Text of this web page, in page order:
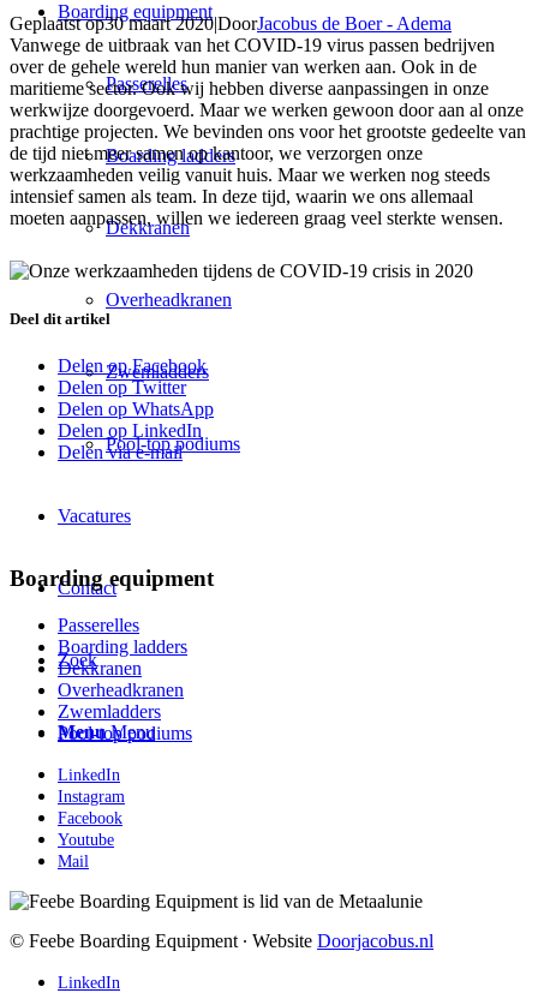
Boarding equipment
Passerelles
Boarding ladders
Dekkranen
Overheadkranen
Zwemladders
Pool-top podiums
Vacatures
Contact
Zoek
Menu Menu
Geplaatst op30 maart 2020|DoorJacobus de Boer - Adema
Vanwege de uitbraak van het COVID-19 virus passen bedrijven
over de gehele wereld hun manier van werken aan. Ook in de
maritieme sector. Ook wij hebben diverse aanpassingen in onze
werkwijze doorgevoerd. Maar we werken gewoon door aan al onze
prachtige projecten. We bevinden ons voor het grootste gedeelte van
de tijd niet meer samen op kantoor, we verzorgen onze
werkzaamheden veilig vanuit huis. Maar we werken nog steeds
intensief samen als team. In deze tijd, waarin we ons allemaal
moeten aanpassen, willen we iedereen graag veel sterkte wensen.
Deel dit artikel
Delen op Facebook
Delen op Twitter
Delen op WhatsApp
Delen op LinkedIn
Delen via e-mail
Boarding equipment
Passerelles
Boarding ladders
Dekkranen
Overheadkranen
Zwemladders
Pool-top podiums
LinkedIn
Instagram
Facebook
Youtube
Mail
© Feebe Boarding Equipment ∙ Website Doorjacobus.nl
LinkedIn